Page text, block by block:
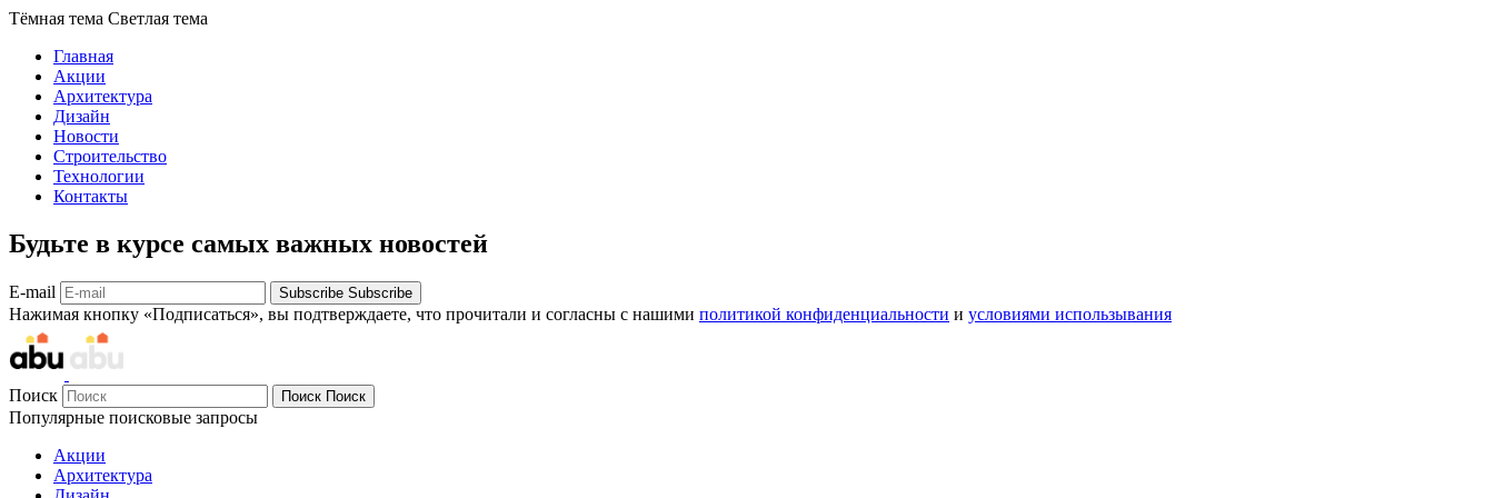
Тёмная тема Светлая тема
Главная
Акции
Архитектура
Дизайн
Новости
Строительство
Технологии
Контакты
Будьте в курсе самых важных новостей
E-mail Subscribe Subscribe
Нажимая кнопку «Подписаться», вы подтверждаете, что прочитали и согласны с нашими политикой конфиденциальности и условиями использывания
Поиск Поиск Поиск
Популярные поисковые запросы
Акции
Архитектура